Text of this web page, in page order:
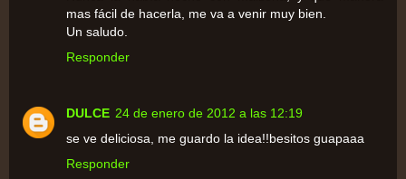
mas fácil de hacerla, me va a venir muy bien.
Un saludo.
Responder
DULCE 24 de enero de 2012 a las 12:19
se ve deliciosa, me guardo la idea!!besitos guapaaa
Responder